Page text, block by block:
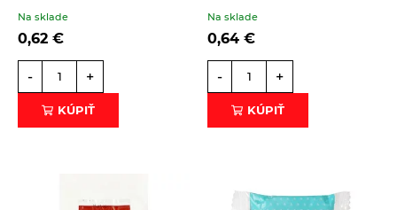
Intenzívna sladká chuť anízu, podobná
sladkému drievku, je unikátna, ale tiež nie je
pre každého tá pravá.
Na sklade
0,62 €
- +
KÚPIŤ
Na sklade
0,64 €
- +
KÚPIŤ